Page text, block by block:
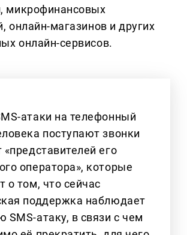
микрофинансовых
онлайн-магазинов и других
онлайн-сервисов.
атаки на телефонный
поступают звонки
его
оператора», которые
о том, что сейчас
поддержка наблюдает
SMS-атаку, в связи с чем